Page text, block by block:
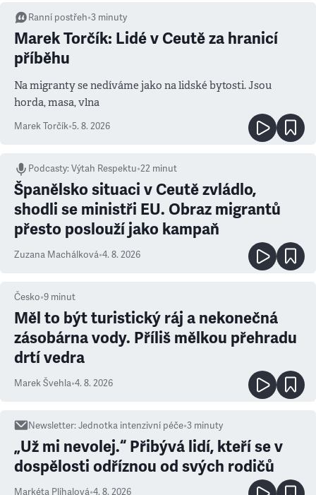
Ranní postřeh•3 minuty
Marek Torčík: Lidé v Ceutě za hranicí
příběhu
Na migranty se nedíváme jako na lidské bytosti. Jsou
horda, masa, vlna
Marek Torčík•5. 8. 2026
Podcasty:Výtah Respektu•22 minut
Španělsko situaci v Ceutě zvládlo,
shodli se ministři EU. Obraz migrantů
přesto poslouží jako kampaň
Zuzana Machálková•4. 8. 2026
Česko•9 minut
Měl to být turistický ráj a nekonečná
zásobárna vody. Příliš mělkou přehradu
drtí vedra
Marek Švehla•4. 8. 2026
Newsletter:Jednotka intenzivní péče•3 minuty
„Už mi nevolej.“ Přibývá lidí, kteří se v
dospělosti odříznou od svých rodičů
Markéta Plíhalová•4. 8. 2026